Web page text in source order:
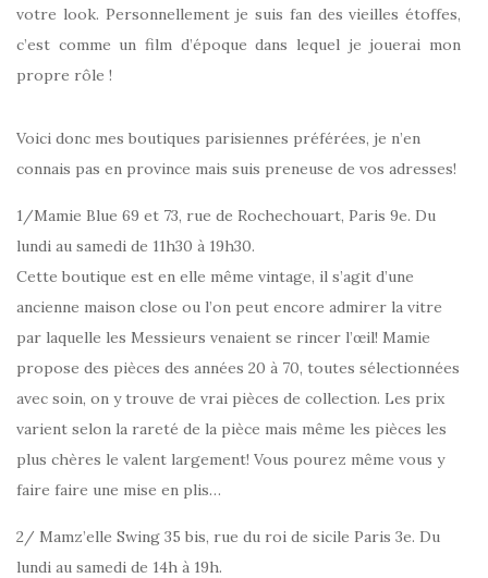
votre look. Personnellement je suis fan des vieilles étoffes,
c’est comme un film d’époque dans lequel je jouerai mon
propre rôle !
Voici donc mes boutiques parisiennes préférées, je n’en
connais pas en province mais suis preneuse de vos adresses!
1/Mamie Blue 69 et 73, rue de Rochechouart, Paris 9e. Du
lundi au samedi de 11h30 à 19h30.
Cette boutique est en elle même vintage, il s’agit d’une
ancienne maison close ou l’on peut encore admirer la vitre
par laquelle les Messieurs venaient se rincer l’œil! Mamie
propose des pièces des années 20 à 70, toutes sélectionnées
avec soin, on y trouve de vrai pièces de collection. Les prix
varient selon la rareté de la pièce mais même les pièces les
plus chères le valent largement! Vous pourez même vous y
faire faire une mise en plis…
2/ Mamz’elle Swing 35 bis, rue du roi de sicile Paris 3e. Du
lundi au samedi de 14h à 19h.